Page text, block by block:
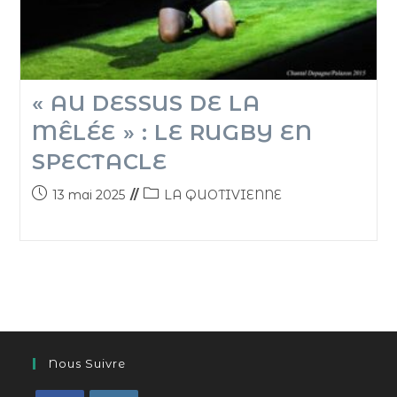
« AU DESSUS DE LA
MÊLÉE » : LE RUGBY EN
SPECTACLE
13 mai 2025 LA QUOTIVIENNE
Nous Suivre